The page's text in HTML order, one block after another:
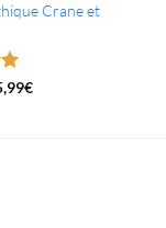
Crane et
€Le